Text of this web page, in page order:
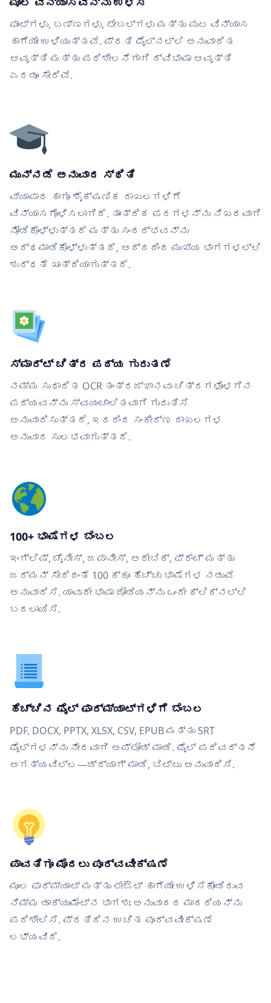
ಫಾಂಟ್‌ಗಳು, ಬಣ್ಣಗಳು, ಟೇಬಲ್‌ಗಳು ಮತ್ತು ಪುಟ ವಿನ್ಯಾಸ
ಹಾಗೆಯೇ ಉಳಿಯುತ್ತವೆ. ಪ್ರತಿ ಫೈಲ್‌ನಲ್ಲಿ ಅನುವಾದಿತ
ಆವೃತ್ತಿ ಮತ್ತು ಪರಿಶೀಲನೆಗಾಗಿ ದ್ವಿಭಾಷಾ ಆವೃತ್ತಿ
ಎರಡೂ ಸೇರಿವೆ.
ಮುನ್ನಡೆ ಅನುವಾದ ಸ್ಥಿತಿ
ವ್ಯಾಪಾರ ಹಾಗೂ ಶೈಕ್ಷಣಿಕ ದಾಖಲಗಳಿಗೆ
ವಿನ್ಯಾಸಗೊಳಿಸಲಾಗಿದೆ. ತಾಂತ್ರಿಕ ಪದಗಳನ್ನು ನಿಖರವಾಗಿ
ನೋಡಿಕೊಳ್ಳುತ್ತದೆ ಮತ್ತು ಸಂದರ್ಭವನ್ನು
ಅರ್ಥಮಾಡಿಕೊಳ್ಳುತ್ತದೆ, ಆದ್ದರಿಂದ ಮುಖ್ಯ ಭಾಗಗಳಲ್ಲಿ
ಶುದ್ಧತೆ ಖಾತ್ರಿಯಾಗುತ್ತದೆ.
ಸ್ಮಾರ್ಟ್ ಚಿತ್ರ ಪಠ್ಯ ಗುರುತಣೆ
ನಮ್ಮ ಸುಧಾರಿತ OCR ತಂತ್ರಜ್ಞಾನವು ಚಿತ್ರಗಳೊಳಗಿನ
ಪಠ್ಯವನ್ನು ಸ್ವಯಂಚಾಲಿತವಾಗಿ ಗುರುತಿಸಿ
ಅನುವಾದಿಸುತ್ತದೆ, ಇದರಿಂದ ಸಂಕೀರ್ಣ ದಾಖಲಗಳ
ಅನುವಾದ ಸುಲಭವಾಗುತ್ತದೆ.
100+ ಭಾಷೆಗಳ ಬೆಂಬಲ
ಇಂಗ್ಲಿಷ್, ಚೈನೀಸ್, ಜಪಾನೀಸ್, ಅರೇಬಿಕ್, ಫ್ರೆಂಚ್ ಮತ್ತು
ಜರ್ಮನ್ ಸೇರಿದಂತೆ 100 ಕ್ಕೂ ಹೆಚ್ಚು ಭಾಷೆಗಳ ನಡುವೆ
ಅನುವಾದಿಸಿ. ಯಾವುದೇ ಭಾಷಾ ಜೋಡಿಯನ್ನು ಒಂದೇ ಕ್ಲಿಕ್‌ನಲ್ಲಿ
ಬದಲಾಯಿಸಿ.
ಹೆಚ್ಚಿನ ಫೈಲ್ ಫಾರ್ಮ್ಯಾಟ್‌ಗಳಿಗೆ ಬೆಂಬಲ
PDF, DOCX, PPTX, XLSX, CSV, EPUB ಮತ್ತು SRT
ಫೈಲ್‌ಗಳನ್ನು ನೇರವಾಗಿ ಅಪ್ಲೋಡ್ ಮಾಡಿ. ಫೈಲ್ ಪರಿವರ್ತನೆ
ಅಗತ್ಯವಿಲ್ಲ—ಡ್ರ್ಯಾಗ್ ಮಾಡಿ, ಬಿಟ್ಟು ಅನುವಾದಿಸಿ.
ಪಾವತಿಗೂ ಮೊದಲು ಪೂರ್ವವೀಕ್ಷಣೆ
ಮೂಲ ಫಾರ್ಮ್ಯಾಟ್ ಮತ್ತು ಲೇಔಟ್ ಹಾಗೆಯೇ ಉಳಿಸಿಕೊಂಡಿರುವ
ನಿಮ್ಮ ಡಾಕ್ಯುಮೆಂಟ್‌ನ ಭಾಗಶಃ ಅನುವಾದದ ಮಾದರಿಯನ್ನು
ಪರಿಶೀಲಿಸಿ. ಪ್ರತಿದಿನ ಉಚಿತ ಪೂರ್ವವೀಕ್ಷಣೆ
ಲಭ್ಯವಿದೆ.